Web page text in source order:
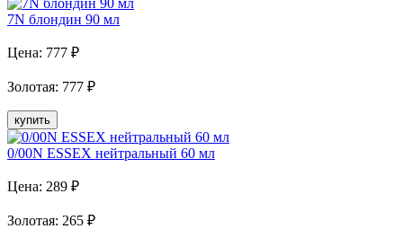
7N блондин 90 мл
Цена: 777 ₽
Золотая: 777 ₽
купить
0/00N ESSEX нейтральный 60 мл
Цена: 289 ₽
Золотая: 265 ₽